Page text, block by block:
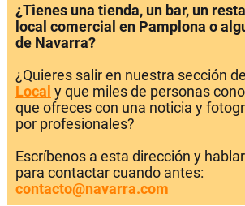
¿Tienes una tienda, un bar, un
local comercial en Pamplona o
de Navarra?
¿Quieres salir en nuestra sección de
Local y que miles de personas
que ofreces con una noticia y
por profesionales?
Escríbenos a esta dirección y
para contactar cuando antes:
contacto@navarra.com